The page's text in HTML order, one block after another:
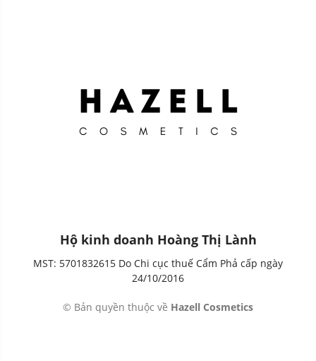
Hộ kinh doanh Hoàng Thị Lành
MST: 5701832615 Do Chi cục thuế Cẩm Phả cấp ngày
24/10/2016
© Bản quyền thuộc về Hazell Cosmetics